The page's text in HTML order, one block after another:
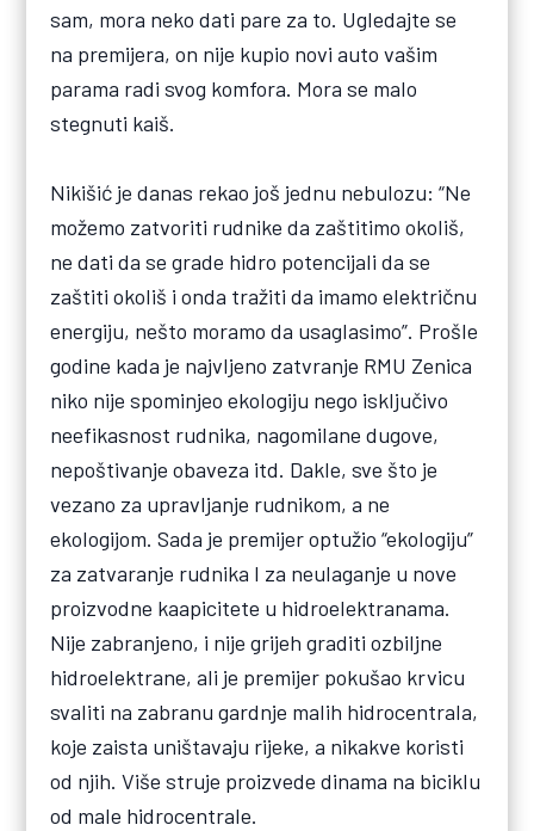
sam, mora neko dati pare za to. Ugledajte se
na premijera, on nije kupio novi auto vašim
parama radi svog komfora. Mora se malo
stegnuti kaiš.
Nikišić je danas rekao još jednu nebulozu: “Ne
možemo zatvoriti rudnike da zaštitimo okoliš,
ne dati da se grade hidro potencijali da se
zaštiti okoliš i onda tražiti da imamo električnu
energiju, nešto moramo da usaglasimo”. Prošle
godine kada je najvljeno zatvranje RMU Zenica
niko nije spominjeo ekologiju nego isključivo
neefikasnost rudnika, nagomilane dugove,
nepoštivanje obaveza itd. Dakle, sve što je
vezano za upravljanje rudnikom, a ne
ekologijom. Sada je premijer optužio “ekologiju”
za zatvaranje rudnika I za neulaganje u nove
proizvodne kaapicitete u hidroelektranama.
Nije zabranjeno, i nije grijeh graditi ozbiljne
hidroelektrane, ali je premijer pokušao krvicu
svaliti na zabranu gardnje malih hidrocentrala,
koje zaista uništavaju rijeke, a nikakve koristi
od njih. Više struje proizvede dinama na biciklu
od male hidrocentrale.